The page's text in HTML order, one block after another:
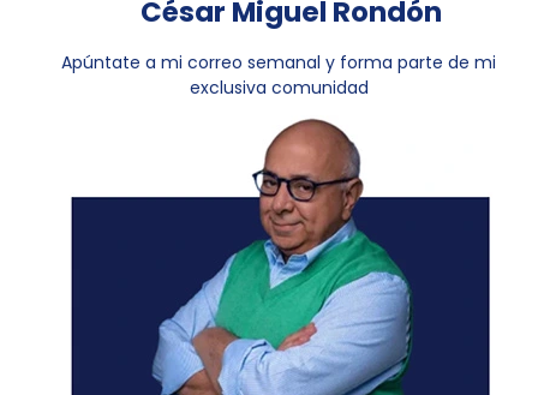
César Miguel Rondón
Apúntate a mi correo semanal y forma parte de mi
exclusiva comunidad